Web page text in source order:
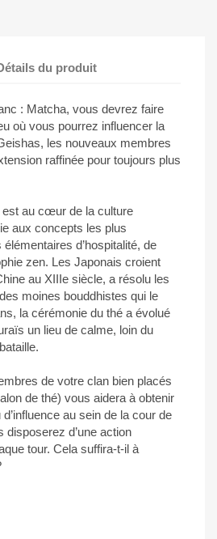
du produit
: Matcha, vous devrez faire
où vous pourrez influencer la
les nouveaux membres
raffinée pour toujours plus
est au cœur de la culture
aux concepts les plus
d’hospitalité, de
zen. Les Japonais croient
au XIIIe siècle, a résolu les
moines bouddhistes qui le
la cérémonie du thé a évolué
un lieu de calme, loin du
de votre clan bien placés
de thé) vous aidera à obtenir
au sein de la cour de
disposerez d’une action
tour. Cela suffira-t-il à